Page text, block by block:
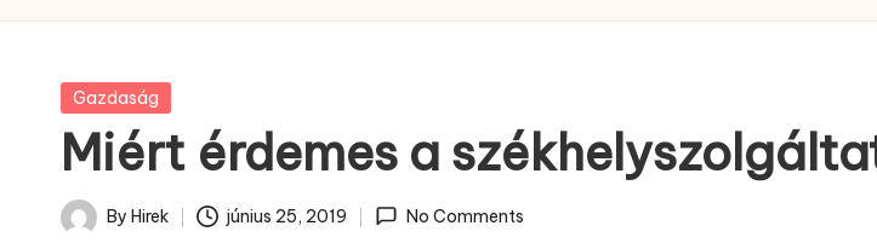
Posted
Gazdaság
Miért érdemes a
Posted
By Hirek június 25, 2019 No Comments